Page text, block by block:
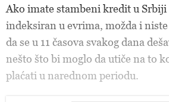
Ako imate stambeni kredit u Srbiji
indeksiran u evrima, možda i
da se u 11 časova svakog dana
nešto što bi moglo da utiče na to
plaćati u narednom periodu.